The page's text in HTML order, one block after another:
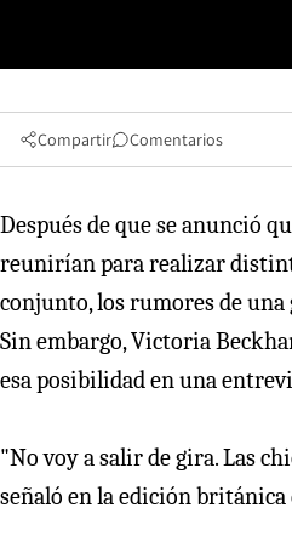
Compartir Comentarios
Después de que se anunció
reunirían para realizar
conjunto, los rumores de
Sin embargo, Victoria
esa posibilidad en una
"No voy a salir de gira. Las
señaló en la edición británica